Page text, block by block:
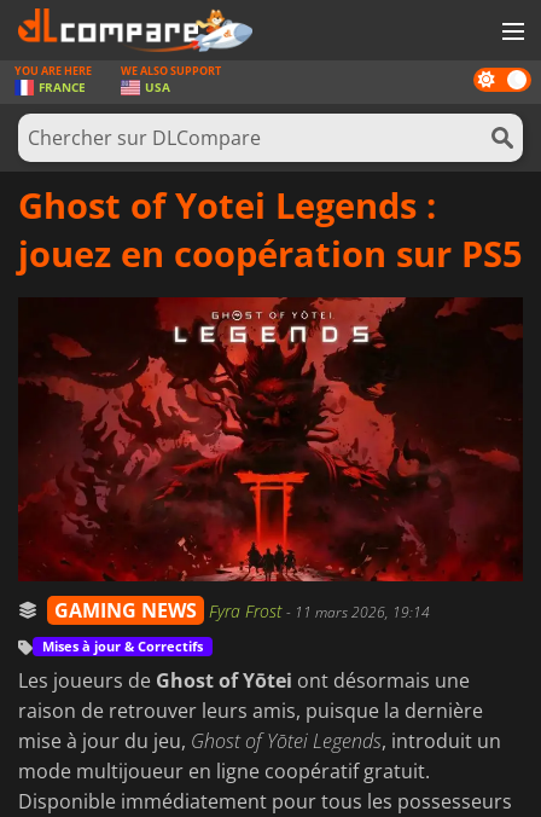
JEUX
CARTES PRÉPAYÉES
LOGICIELS
MATÉRIEL
SE CONNECTER OU S'INSCRIRE
Dark
mode
YOU ARE HERE
FRANCE
WE ALSO SUPPORT
USA
Ghost of Yotei Legends :
jouez en coopération sur PS5
GAMING NEWS Fyra Frost- 11 mars 2026, 19:14
Mises à jour & Correctifs
Les joueurs de Ghost of Yōtei ont désormais une
raison de retrouver leurs amis, puisque la dernière
mise à jour du jeu, Ghost of Yōtei Legends, introduit un
mode multijoueur en ligne coopératif gratuit.
Disponible immédiatement pour tous les possesseurs